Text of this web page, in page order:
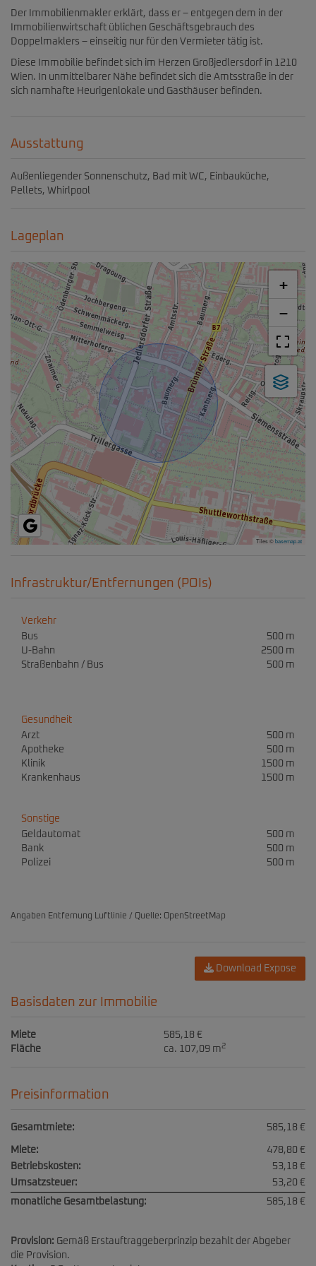
Der Immobilienmakler erklärt, dass er – entgegen dem in der
Immobilienwirtschaft üblichen Geschäftsgebrauch des
Doppelmaklers – einseitig nur für den Vermieter tätig ist.
Diese Immobilie befindet sich im Herzen Großjedlersdorf in 1210
Wien. In unmittelbarer Nähe befindet sich die Amtsstraße in der
sich namhafte Heurigenlokale und Gasthäuser befinden.
Ausstattung
Außenliegender Sonnenschutz Bad mit WC
Einbauküche
Pellets Whirlpool
Lageplan
+
−
Tiles ©basemap.at
Infrastruktur/Entfernungen (POIs)
Verkehr
Bus
500 m
U-Bahn
2500 m
Straßenbahn / Bus
500 m
Gesundheit
Arzt
500 m
Apotheke
500 m
Klinik
1500 m
Krankenhaus
1500 m
Sonstige
Geldautomat
500 m
Bank
500 m
Polizei
500 m
Angaben Entfernung Luftlinie / Quelle: OpenStreetMap
Download Expose
Basisdaten zur Immobilie
Miete
585,18 €
Fläche
ca. 107,09 m2
Preisinformation
Gesamtmiete: 585,18 €
Miete:
478,80 €
Betriebskosten:
53,18 €
Umsatzsteuer:
53,20 €
monatliche Gesamtbelastung:
585,18 €
Provision: Gemäß Erstauftraggeberprinzip bezahlt der Abgeber
die Provision.